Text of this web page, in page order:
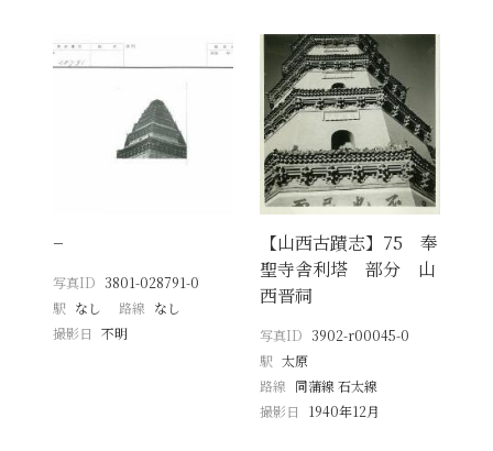
−
写真ID 3801-028791-0
駅 なし 路線 なし
撮影日
不明
【山西古蹟志】75 奉
聖寺舎利塔 部分 山
西晋祠
写真ID 3902-r00045-0
駅 太原
路線 同蒲線 石太線
撮影日
1940年12月